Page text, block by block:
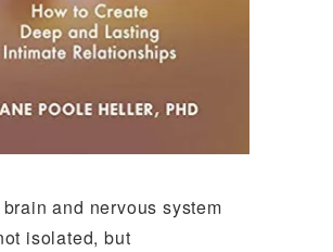
brain and nervous system
isolated, but